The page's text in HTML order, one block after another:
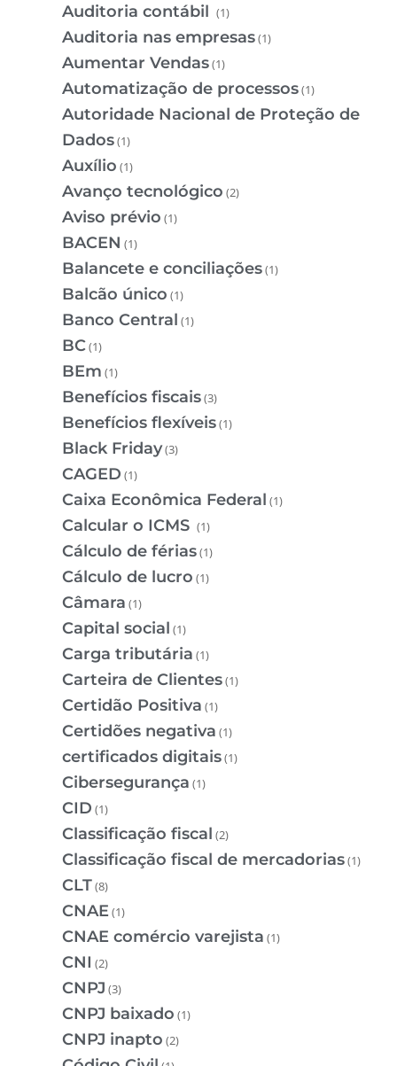
Auditoria contábil (1)
Auditoria nas empresas(1)
Aumentar Vendas(1)
Automatização de processos(1)
Autoridade Nacional de Proteção de
Dados(1)
Auxílio (1)
Avanço tecnológico (2)
Aviso prévio (1)
BACEN (1)
Balancete e conciliações(1)
Balcão único (1)
Banco Central (1)
BC(1)
BEm (1)
Benefícios fiscais(3)
Benefícios flexíveis(1)
Black Friday(3)
CAGED (1)
Caixa Econômica Federal (1)
Calcular o ICMS (1)
Cálculo de férias(1)
Cálculo de lucro (1)
Câmara (1)
Capital social (1)
Carga tributária (1)
Carteira de Clientes(1)
Certidão Positiva (1)
Certidões negativa (1)
certificados digitais(1)
Cibersegurança (1)
CID (1)
Classificação fiscal (2)
Classificação fiscal de mercadorias(1)
CLT(8)
CNAE(1)
CNAE comércio varejista (1)
CNI (2)
CNPJ (3)
CNPJ baixado (1)
CNPJ inapto (2)